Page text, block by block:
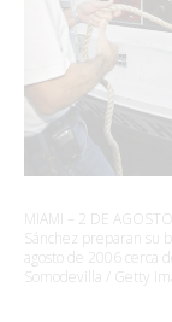
MIAMI – 2 DE
Sánchez preparan su
agosto de 2006 cerca
Somodevilla / Getty